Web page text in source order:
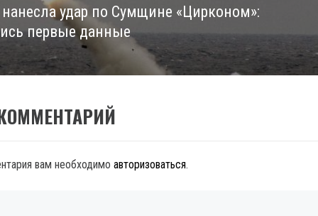
нанесла удар по Сумщине «Цирконом»:
первые данные
вам необходимо авторизоваться.